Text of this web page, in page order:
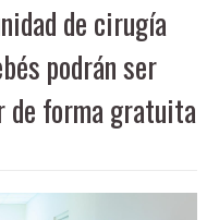
de cirugía
podrán ser
de forma gratuita